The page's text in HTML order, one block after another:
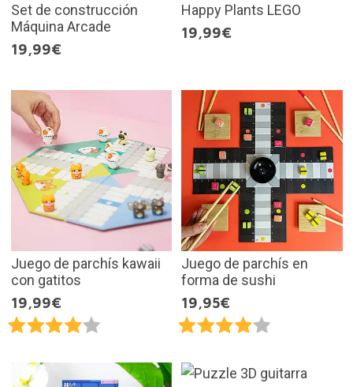
Set de construcción
Máquina Arcade
19,99€
Happy Plants LEGO
19,99€
Juego de parchís kawaii
con gatitos
19,99€
Juego de parchís en
forma de sushi
19,95€